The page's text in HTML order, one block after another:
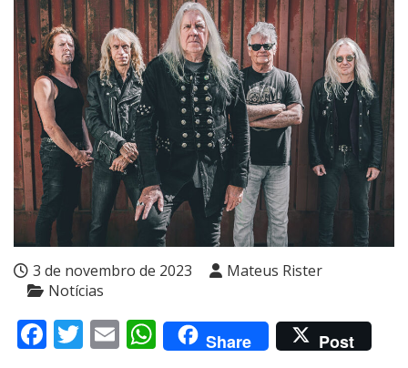
3 de novembro de 2023
Mateus Rister
Notícias
Facebook
Twitter
EmailWhatsApp
Share Post